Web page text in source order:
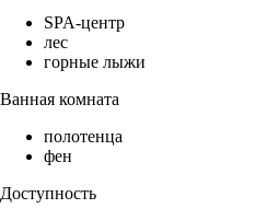
SPA-центр
лес
горные лыжи
Ванная комната
полотенца
фен
Доступность